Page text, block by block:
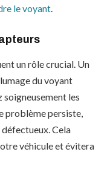
le voyant.
un rôle crucial. Un
du voyant
les
problème persiste,
Cela
véhicule et évitera